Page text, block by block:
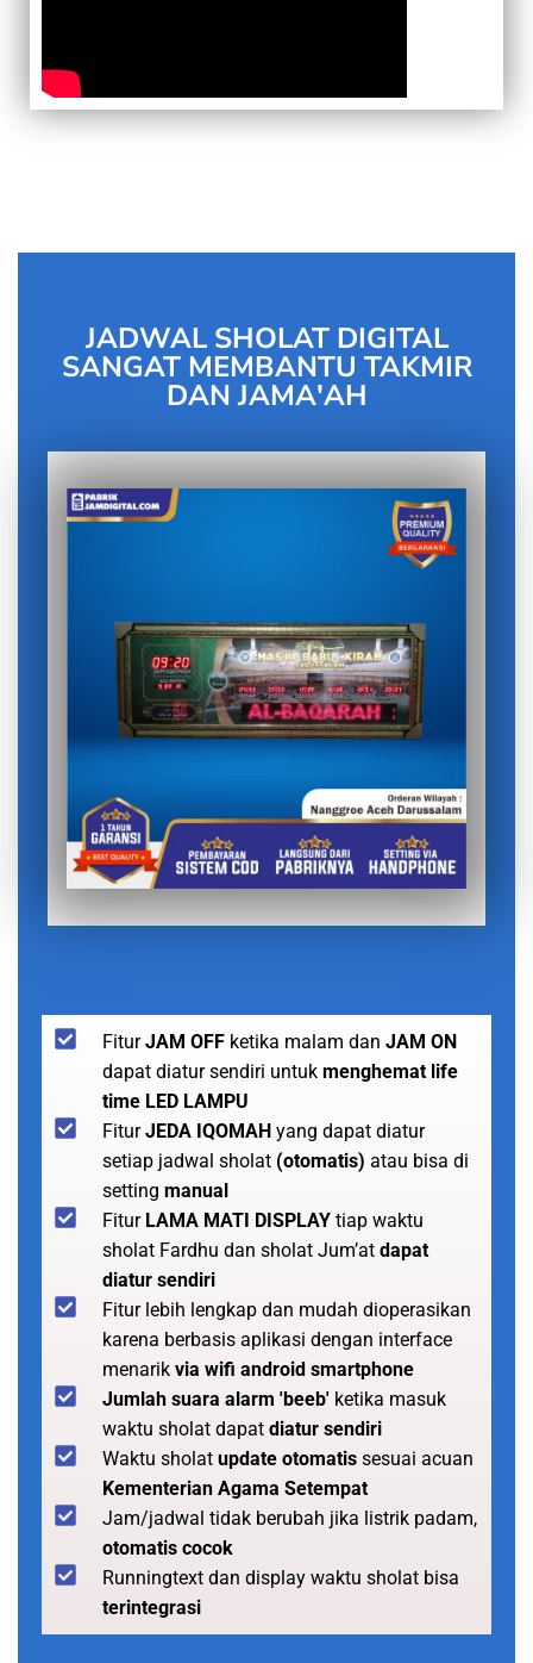
JADWAL SHOLAT DIGITAL
SANGAT MEMBANTU TAKMIR
DAN JAMA'AH
FiturJAM OFF ketika malam dan JAM ON
dapat diatur sendiri untuk menghemat life
time LED LAMPU
FiturJEDA IQOMAH yang dapat diatur
setiap jadwal sholat (otomatis) atau bisa di
setting manual
Fitur LAMA MATI DISPLAY tiap waktu
sholat Fardhu dan sholat Jum’at dapat
diatur sendiri
Fitur lebih lengkap dan mudah dioperasikan
karena berbasis aplikasi dengan interface
menarik via wifi android smartphone
Jumlah suara alarm 'beeb' ketika masuk
waktu sholat dapat diatur sendiri
Waktu sholat update otomatis sesuai acuan
Kementerian Agama Setempat
Jam/jadwal tidak berubah jika listrik padam,
otomatis cocok
Runningtext dan display waktu sholat bisa
terintegrasi